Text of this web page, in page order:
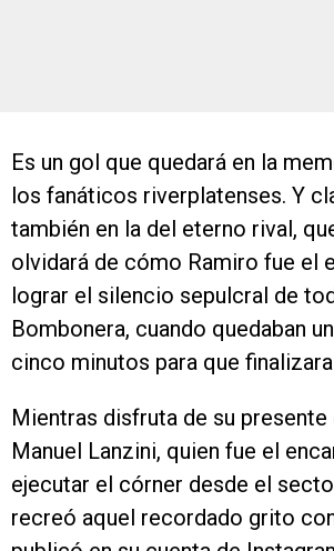
Es un gol que quedará en la
los fanáticos riverplatenses. Y
también en la del eterno rival,
olvidará de cómo Ramiro fue el
lograr el silencio sepulcral de
Bombonera, cuando quedaban
cinco minutos para que
Mientras disfruta de su presente
Manuel Lanzini, quien fue el
ejecutar el córner desde el
recreó aquel recordado grito